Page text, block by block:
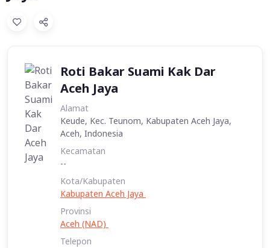
Roti Bakar Suami Kak Dar
Aceh Jaya
Alamat
Keude, Kec. Teunom, Kabupaten Aceh Jaya,
Aceh, Indonesia
Kecamatan
--
Kota/Kabupaten
Kabupaten Aceh Jaya
Provinsi
Aceh (NAD)
Telepon